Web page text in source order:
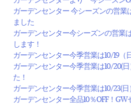
ガーデンセンター 今シーズンの営業
ました
ガーデンセンター今シーズンの営業
します！
ガーデンセンター今季営業は10/19
ガーデンセンター今季営業は10/20(
た！
ガーデンセンター今季営業は10/23(
ガーデンセンター全品10％OFF！GW